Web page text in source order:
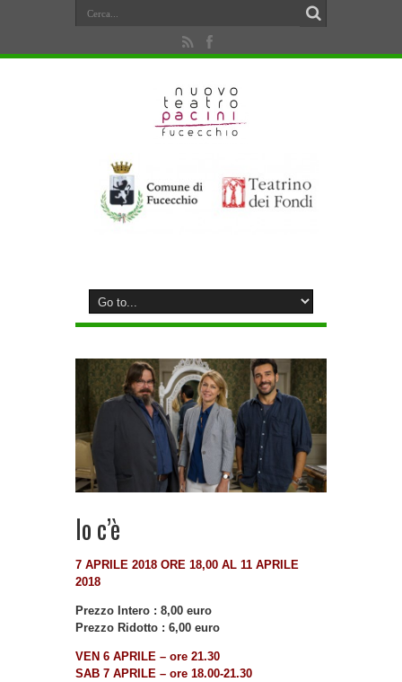
Io c’è
7 APRILE 2018 ORE 18,00 AL 11 APRILE
2018
Prezzo Intero : 8,00 euro
Prezzo Ridotto : 6,00 euro
VEN 6 APRILE – ore 21.30
SAB 7 APRILE – ore 18.00-21.30